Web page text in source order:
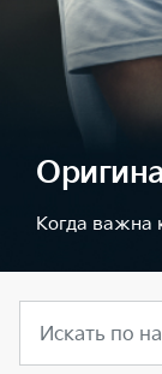
Когда важна
Искать по